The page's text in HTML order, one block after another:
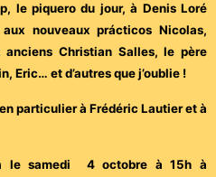
le piquero du jour, à Denis Loré
nouveaux prácticos Nicolas,
Christian Salles, le père
Eric… et d’autres que j’oublie !
particulier à Frédéric Lautier et à
le samedi 4 octobre à 15h à